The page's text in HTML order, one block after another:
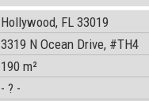
Hollywood, FL 33019
3319 N Ocean Drive, #TH4
190 m²
- ? -